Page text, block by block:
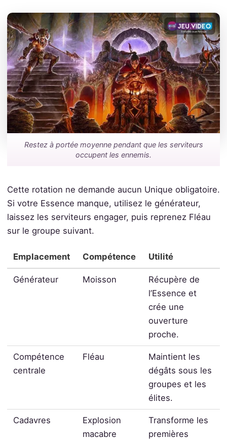
Restez à portée moyenne pendant que les serviteurs
occupent les ennemis.
Cette rotation ne demande aucun Unique obligatoire.
Si votre Essence manque, utilisez le générateur,
laissez les serviteurs engager, puis reprenez Fléau
sur le groupe suivant.
Emplacement Compétence Utilité
Générateur Moisson
Récupère de
l’Essence et
crée une
ouverture
proche.
Compétence
centrale
Fléau
Maintient les
dégâts sous les
groupes et les
élites.
Cadavres
Explosion
macabre
Transforme les
premières